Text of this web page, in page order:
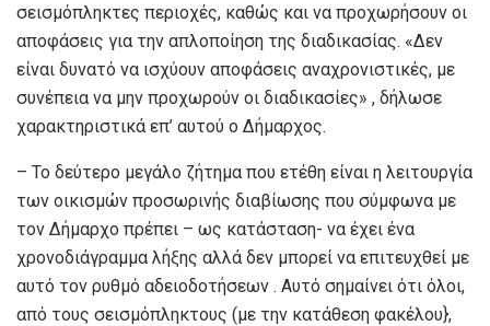
σεισμόπληκτες περιοχές, καθώς και να προχωρήσουν οι
αποφάσεις για την απλοποίηση της διαδικασίας. «Δεν
είναι δυνατό να ισχύουν αποφάσεις αναχρονιστικές, με
συνέπεια να μην προχωρούν οι διαδικασίες» , δήλωσε
χαρακτηριστικά επ’ αυτού ο Δήμαρχος.
– Το δεύτερο μεγάλο ζήτημα που ετέθη είναι η λειτουργία
των οικισμών προσωρινής διαβίωσης που σύμφωνα με
τον Δήμαρχο πρέπει – ως κατάσταση- να έχει ένα
χρονοδιάγραμμα λήξης αλλά δεν μπορεί να επιτευχθεί με
αυτό τον ρυθμό αδειοδοτήσεων . Αυτό σημαίνει ότι όλοι,
από τους σεισμόπληκτους (με την κατάθεση φακέλου},